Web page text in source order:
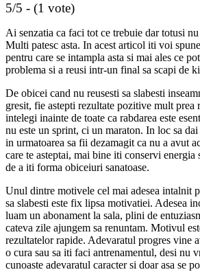
5/5 - (1 vote)
Ai senzatia ca faci tot ce trebuie dar totusi nu
Multi patesc asta. In acest articol iti voi
pentru care se intampla asta si mai ales ce
problema si a reusi intr-un final sa scapi de
De obicei cand nu reusesti sa slabesti
gresit, fie astepti rezultate pozitive mult prea
intelegi inainte de toate ca rabdarea este
nu este un sprint, ci un maraton. In loc sa
in urmatoarea sa fii dezamagit ca nu a avut
care te asteptai, mai bine iti conservi energia
de a iti forma obiceiuri sanatoase.
Unul dintre motivele cel mai adesea intalnit
sa slabesti este fix lipsa motivatiei. Adesea
luam un abonament la sala, plini de
cateva zile ajungem sa renuntam. Motivul
rezultatelor rapide. Adevaratul progres vine
o cura sau sa iti faci antrenamentul, desi nu
cunoaste adevaratul caracter si doar asa se